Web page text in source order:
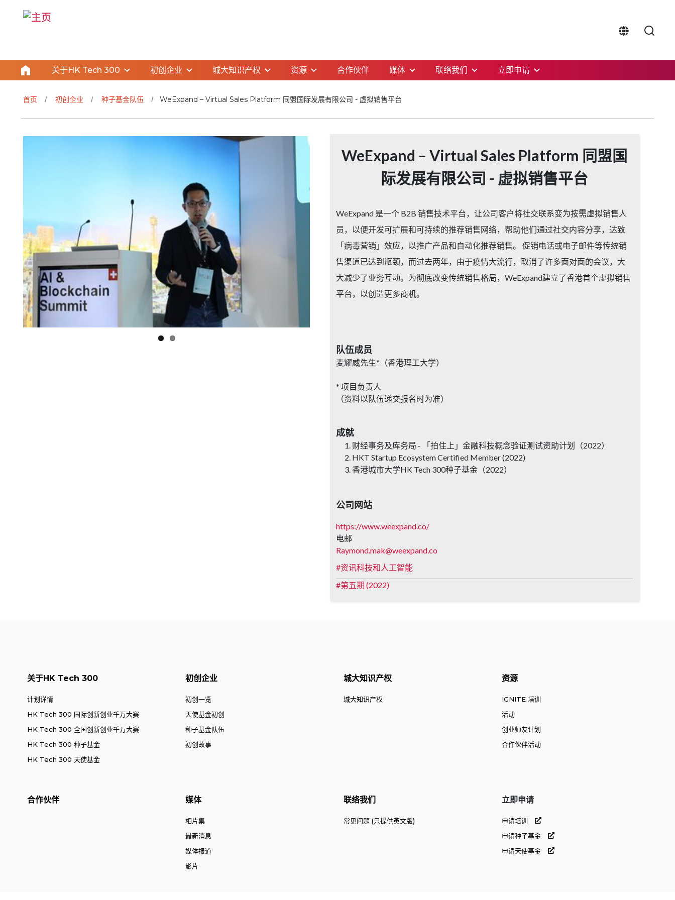
关于HK Tech 300 初创企业 城大知识产权 资源 合作伙伴 媒体 联络我们 立即申请
首页 初创企业 种子基金队伍 WeExpand – Virtual Sales Platform 同盟国际发展有限公司 - 虚拟销售平台
WeExpand – Virtual Sales Platform 同盟国
际发展有限公司 - 虚拟销售平台
WeExpand 是一个 B2B 销售技术平台，让公司客户将社交联系变为按需虚拟销售人
员，以便开发可扩展和可持续的推荐销售网络，帮助他们通过社交内容分享，达致
「病毒营销」效应，以推广产品和自动化推荐销售。 促销电话或电子邮件等传统销
售渠道已达到瓶颈，而过去两年，由于疫情大流行，取消了许多面对面的会议，大
大减少了业务互动。为彻底改变传统销售格局，WeExpand建立了香港首个虚拟销售
平台，以创造更多商机。
队伍成员
麦耀威先生*（香港理工大学）
* 项目负责人
（资料以队伍递交报名时为准）
成就
财经事务及库务局 - 「拍住上」金融科技概念验证测试资助计划（2022）
HKT Startup Ecosystem Certified Member (2022)
香港城市大学HK Tech 300种子基金（2022）
公司网站
https://www.weexpand.co/
电邮
Raymond.mak@weexpand.co
资讯科技和人工智能
第五期 (2022)
关于HK Tech 300
计划详情
HK Tech 300 国际创新创业千万大赛
HK Tech 300 全国创新创业千万大赛
HK Tech 300 种子基金
HK Tech 300 天使基金
初创企业
初创一览
天使基金初创
种子基金队伍
初创故事
城大知识产权
城大知识产权
资源
IGNITE 培训
活动
创业师友计划
合作伙伴活动
合作伙伴 媒体
相片集
最新消息
媒体报道
影片
联络我们
常见问题 (只提供英文版)
立即申请
申请培训
申请种子基金
申请天使基金